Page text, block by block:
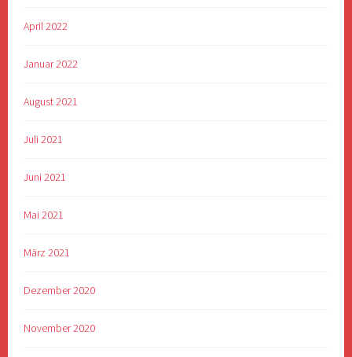
April 2022
Januar 2022
August 2021
Juli 2021
Juni 2021
Mai 2021
März 2021
Dezember 2020
November 2020